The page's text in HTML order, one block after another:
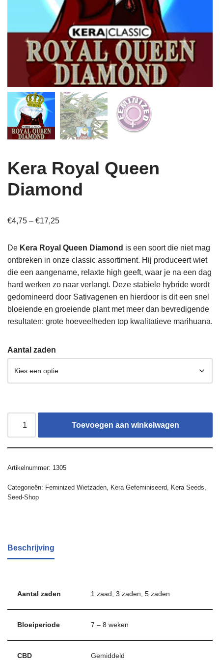
Kera Royal Queen
Diamond
€4,75 – €17,25
De Kera Royal Queen Diamond is een soort die niet mag
ontbreken in onze classic assortiment. Hij produceert wiet
die een aangename, relaxte high geeft, waar je na een dag
hard werken zo naar verlangt. Deze stabiele hybride wordt
gedomineerd door Sativagenen en hierdoor is dit een snel
bloeiende en groeiende plant met meer dan bevredigende
resultaten: grote hoeveelheden top kwalitatieve marihuana.
Aantal zaden
Toevoegen aan winkelwagen
Artikelnummer: 1305
Categorieën: Feminized Wietzaden, Kera Gefeminiseerd, Kera Seeds,
Seed-Shop
Beschrijving
Aantal zaden 1 zaad, 3 zaden, 5 zaden
Bloeiperiode 7 – 8 weken
CBD Gemiddeld